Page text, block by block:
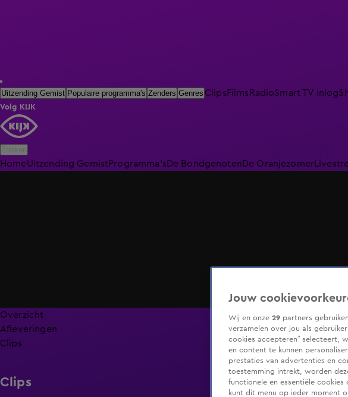
Uitzending Gemist Populaire programma's Zenders Genres ClipsFilmsRadioSmart TV inlog
Volg KIJK
HomeUitzending GemistProgramma'sDe BondgenotenDe Oranjezomer
Overzicht
Afleveringen
Clips
Clips
Jouw
Wij en onze 29 partners
verzamelen over jou als
cookies accepteren” selecteert,
en content te kunnen
prestaties van advertenties en
toestemming intrekt, worden
functionele en essentiële
kunt dit menu op ieder moment